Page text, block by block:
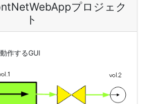
プロジェク
ト
作するGUI